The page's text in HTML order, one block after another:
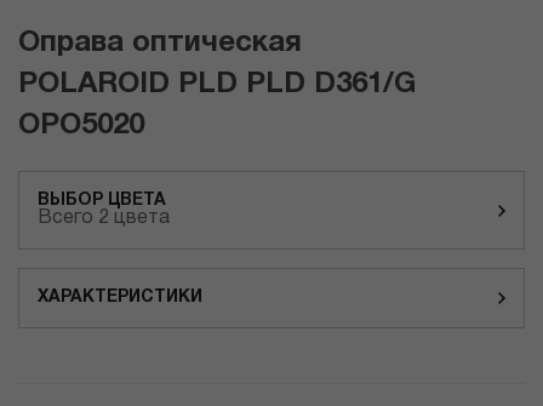
Оправа оптическая
POLAROID PLD PLD D361/G
OPO5020
ВЫБОР ЦВЕТА
Всего 2 цвета
ХАРАКТЕРИСТИКИ